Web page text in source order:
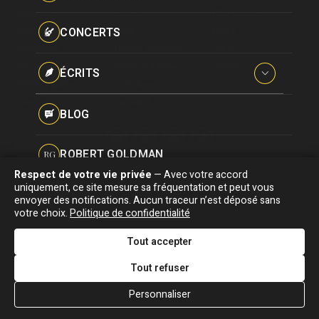
Pseudonymes
CONCERTS
ÉCRITS
Interviews
Hommages
BLOG
RG ROBERT GOLDMAN
PG PIERRE GOLDMAN
J&MJJG & MOI
Biographie
Discographie
Vidéographie
Concerts
Blog
Association "Parler d'sa vie" © Depuis 1997 - Tous droits réservés |
Signaler une erreur |Confidentialité|Gestion des cookies|Dernière
mise à jour : 05/08/2026
DESIGNED &
DEVELOPED BY
Respect de votre vie privée — Avec votre accord
uniquement, ce site mesure sa fréquentation et peut vous
envoyer des notifications. Aucun traceur n’est déposé sans
votre choix.Politique de confidentialité
Tout accepter
Tout refuser
Personnaliser